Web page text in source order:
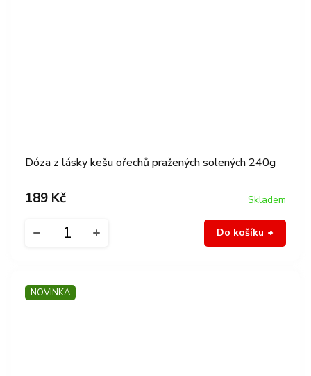
Dóza z lásky kešu ořechů pražených solených 240g
Skladem
189 Kč
Do košíku
NOVINKA